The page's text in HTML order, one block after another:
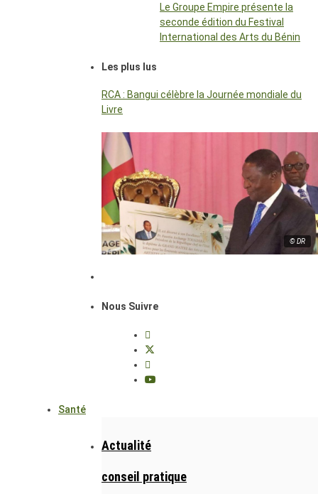
Le Groupe Empire présente la
seconde édition du Festival
International des Arts du Bénin
Les plus lus
RCA : Bangui célèbre la Journée mondiale du
Livre
© DR
Nous Suivre
Santé
Actualité
conseil pratique